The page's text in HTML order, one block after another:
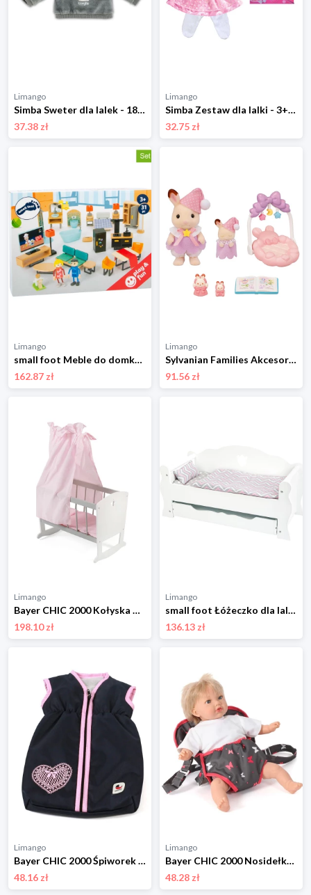
Limango
Simba Sweter dla lalek - 18 m+ rozmiar: onesize
37.38 zł
Limango
Simba Zestaw dla lalki - 3+ rozmiar: onesize
32.75 zł
Limango
small foot Meble do domku dla lalek - 3+ rozmiar: onesize
162.87 zł
Limango
Sylvanian Families Akcesoria "Sylvanian Families - Sleepy Dream" - 3+ rozmiar: onesize
91.56 zł
Limango
Bayer CHIC 2000 Kołyska dla lalek - 3+ rozmiar: onesize
198.10 zł
Limango
small foot Łóżeczko dla lalek - 3+ rozmiar: onesize
136.13 zł
Limango
Bayer CHIC 2000 Śpiworek dla lalek - 3+ rozmiar: onesize
48.16 zł
Limango
Bayer CHIC 2000 Nosidełko dla lalek - 3+ rozmiar: onesize
48.28 zł